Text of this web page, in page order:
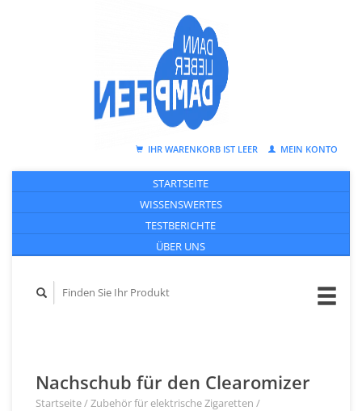
IHR WARENKORB IST LEER MEIN KONTO
STARTSEITE
WISSENSWERTES
TESTBERICHTE
ÜBER UNS
Nachschub für den Clearomizer
Startseite/Zubehör für elektrische Zigaretten /